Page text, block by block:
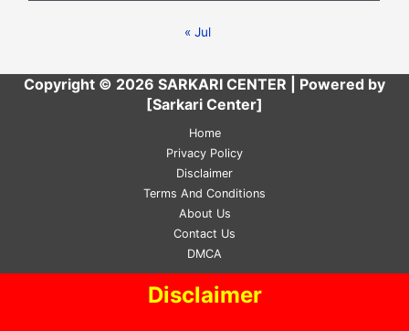
« Jul
Copyright © 2026 SARKARI CENTER | Powered by
[Sarkari Center]
Home
Privacy Policy
Disclaimer
Terms And Conditions
About Us
Contact Us
DMCA
Disclaimer